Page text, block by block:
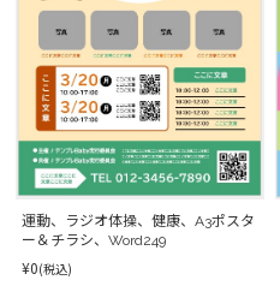
運動、ラジオ体操、健康、A3ポスタ
ー＆チラシ、Word249
¥0(税込)